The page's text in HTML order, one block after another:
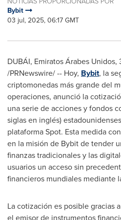
Bybit
03 jul, 2025, 06:17 GMT
DUBÁI, Emiratos Árabes Unidos,
/PRNewswire/ -- Hoy, Bybit, la
criptomonedas más grande del
operaciones, anunció la
una serie de acciones y fondos
siglas en inglés)
plataforma Spot. Esta medida
en la misión de Bybit de tender
finanzas tradicionales y las
usuarios un acceso sin
financieros mundiales mediante
La cotización es posible gracias